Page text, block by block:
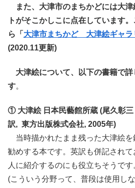
また、大津市のまちかどには大津
トがそこかしこに点在しています
ら「 大津市まちかど 大津絵ギャラ
(2020.11更新)
大津絵について、以下の書籍で
す。
① 大津絵 日本民藝館所蔵 (尾久彰三
訳, 東方出版株式会社, 2005年)
当時描かれたまま残った大津絵を
勧めする本です。英訳も併記され
人に紹介するのにも役立ちそうです
(こういう分野って、普段は使用し